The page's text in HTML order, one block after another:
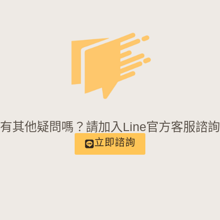
其他疑問嗎？請加入Line官方客服諮
立即諮詢